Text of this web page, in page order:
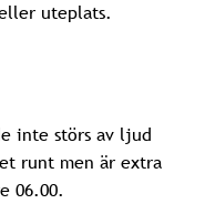
uteplats.
inte störs av ljud
runt men är extra
06.00.